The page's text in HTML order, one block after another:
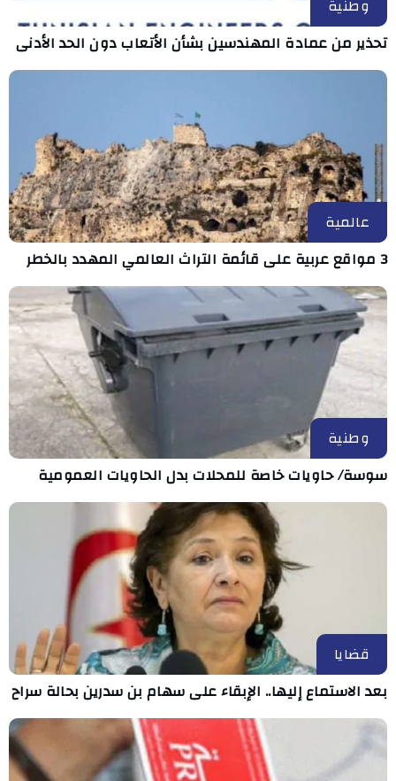
وطنية
تحذير من عمادة المهندسين بشأن الأتعاب دون الحد الأدنى
عالمية
3 مواقع عربية على قائمة التراث العالمي المهدد بالخطر
وطنية
سوسة/ حاويات خاصة للمحلات بدل الحاويات العمومية
قضايا
بعد الاستماع إليها.. الإبقاء على سهام بن سدرين بحالة سراح